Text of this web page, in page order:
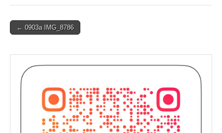
Post← 0903a IMG_8786